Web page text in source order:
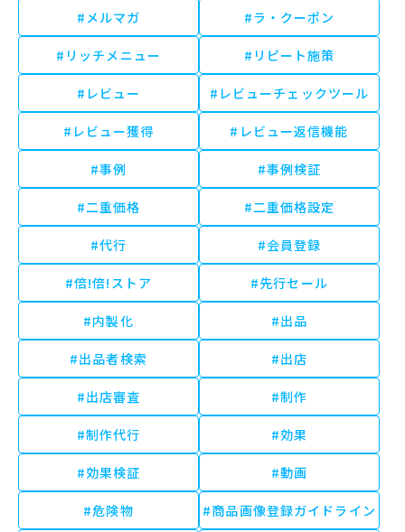
#メルマガ #ラ・クーポン
#リッチメニュー #リピート施策
#レビュー #レビューチェックツール
#レビュー獲得 #レビュー返信機能
#事例 #事例検証
#二重価格 #二重価格設定
#代行 #会員登録
#倍!倍!ストア #先行セール
#内製化 #出品
#出品者検索 #出店
#出店審査 #制作
#制作代行 #効果
#効果検証 #動画
#危険物 #商品画像登録ガイドライン